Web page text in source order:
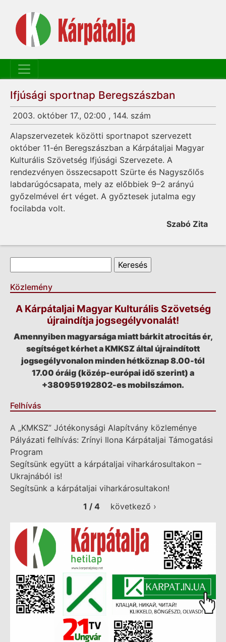
Ifjúsági sportnap Beregszászban
2003. október 17., 02:00 , 144. szám
Alapszervezetek közötti sportnapot szervezett
október 11-én Beregszászban a Kárpátaljai Magyar
Kulturális Szövetség Ifjúsági Szervezete. A
rendezvényen összecsapott Szürte és Nagyszőlős
labdarúgócsapata, mely az előbbiek 9–2 arányú
győzelmével ért véget. A győztesek jutalma egy
focilabda volt.
Szabó Zita
Keresés űrlap
Közlemény
A Kárpátaljai Magyar Kulturális Szövetség
újraindítja jogsegélyvonalát!
Amennyiben magyarsága miatt bárkit atrocitás ér,
segítséget kérhet a KMKSZ által újraindított
jogsegélyvonalon minden hétköznap 8.00-tól
17.00 óráig (közép-európai idő szerint) a
+380959192802-es mobilszámon.
Felhívás
A „KMKSZ” Jótékonysági Alapítvány közleménye
Pályázati felhívás: Zrínyi Ilona Kárpátaljai Támogatási
Program
Segítsünk együtt a kárpátaljai viharkárosultakon –
Ukrajnából is!
Segítsünk a kárpátaljai viharkárosultakon!
1 / 4
következő ›